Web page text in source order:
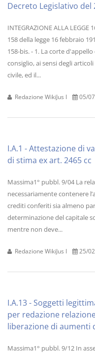
Decreto Legislativo
INTEGRAZIONE ALLA
158 della legge 16 febbraio
158-bis. - 1. La corte
consiglio, ai sensi degli
civile, ed il...
Redazione WikiJus I 05/
I.A.1 - Attestazione di
di stima ex art. 2465 cc
Massima1° pubbl. 9/04 La
necessariamente contenere
crediti conferiti sia almeno
determinazione del capitale
mentre non deve...
Redazione WikiJus I 25/
I.A.13 - Soggetti
per redazione
liberazione di aumenti
Massima1° pubbl. 9/12 In